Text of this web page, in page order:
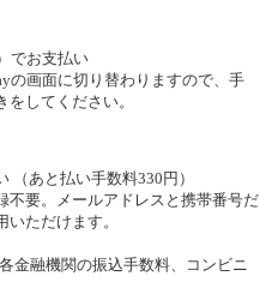
でお支払い
の画面に切り替わりますので、手
してください。
（あと払い手数料330円）
不要。メールアドレスと携帯番号だ
ただけます。
金融機関の振込手数料、コンビニ